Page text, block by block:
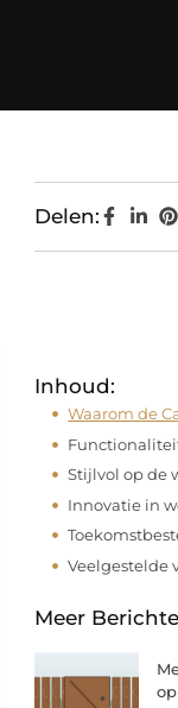
Delen:
Inhoud:
Waarom de
Stijlvol op de
Innovatie in
Veelgestelde
Meer